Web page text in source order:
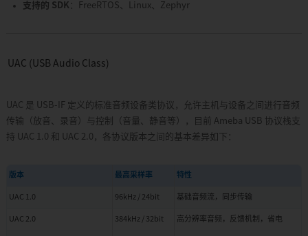
支持的 SDK ：FreeRTOS、Linux、Zephyr
UAC (USB Audio Class)
UAC 是 USB-IF 定义的标准音频设备类协议，允许主机与设备之间进行音频
传输（放音、录音）与控制（音量、静音等），目前 Ameba USB 协议栈支
持 UAC 1.0 和 UAC 2.0，各协议版本之间的基本差异如下：
版本 最高采样率 特性
UAC 1.0 96kHz / 24bit 基础音频流，同步传输
UAC 2.0 384kHz / 32bit 高分辨率音频，反馈机制，省电